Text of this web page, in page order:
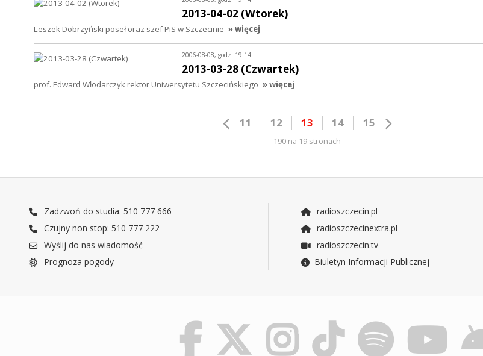
2013-04-02 (Wtorek)
Leszek Dobrzyński poseł oraz szef PiS w Szczecinie » więcej
2006-08-08, godz. 19:14
2013-03-28 (Czwartek)
prof. Edward Włodarczyk rektor Uniwersytetu Szczecińskiego » więcej
11 12 13 14 15
190 na 19 stronach
Zadzwoń do studia: 510 777 666
Czujny non stop: 510 777 222
Wyślij do nas wiadomość
Prognoza pogody
radioszczecin.pl
radioszczecinextra.pl
radioszczecin.tv
Biuletyn Informacji Publicznej